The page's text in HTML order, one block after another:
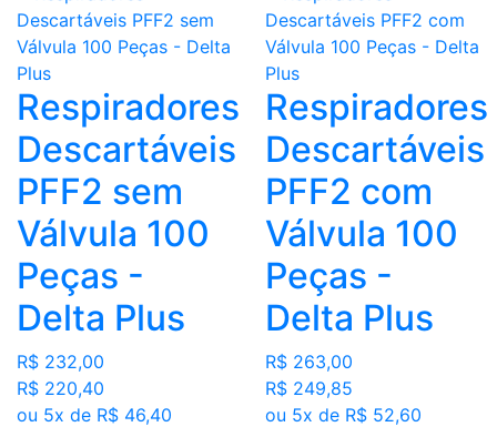
Respiradores
Descartáveis
PFF2 sem
Válvula 100
Peças -
Delta Plus
R$ 232,00
R$ 220,40
ou 5x de R$ 46,40
Respiradores
Descartáveis
PFF2 com
Válvula 100
Peças -
Delta Plus
R$ 263,00
R$ 249,85
ou 5x de R$ 52,60